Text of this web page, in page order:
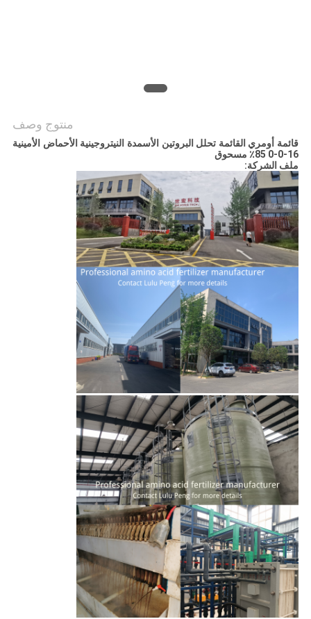
منتوج وصف
قائمة أومري القائمة تحلل البروتين الأسمدة النيتروجينية الأحماض الأمينية
16-0-0 85٪ مسحوق
ملف الشركة: